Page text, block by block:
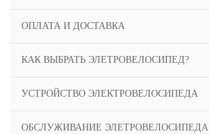
ОПЛАТА И ДОСТАВКА
КАК ВЫБРАТЬ ЭЛЕТРОВЕЛОСИПЕД?
УСТРОЙСТВО ЭЛЕКТРОВЕЛОСИПЕДА
ОБСЛУЖИВАНИЕ ЭЛЕТРОВЕЛОСИПЕДА